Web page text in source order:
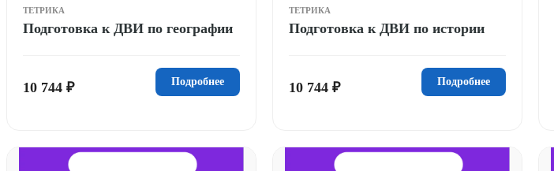
ТЕТРИКА
Подготовка к ДВИ по географии
10 744 ₽ Подробнее
ТЕТРИКА
Подготовка к ДВИ по истории
10 744 ₽ Подробнее